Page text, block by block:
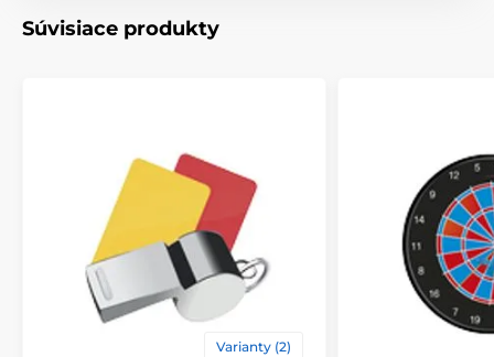
Súvisiace produkty
Varianty (2)